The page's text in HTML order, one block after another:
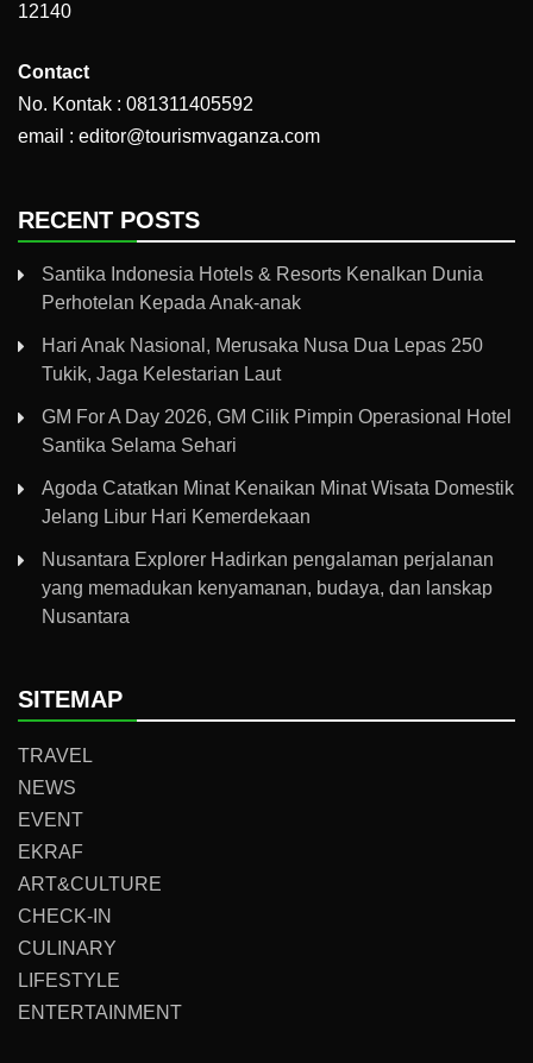
12140
Contact
No. Kontak : 081311405592
email : editor@tourismvaganza.com
RECENT POSTS
Santika Indonesia Hotels & Resorts Kenalkan Dunia
Perhotelan Kepada Anak-anak
Hari Anak Nasional, Merusaka Nusa Dua Lepas 250
Tukik, Jaga Kelestarian Laut
GM For A Day 2026, GM Cilik Pimpin Operasional Hotel
Santika Selama Sehari
Agoda Catatkan Minat Kenaikan Minat Wisata Domestik
Jelang Libur Hari Kemerdekaan
Nusantara Explorer Hadirkan pengalaman perjalanan
yang memadukan kenyamanan, budaya, dan lanskap
Nusantara
SITEMAP
TRAVEL
NEWS
EVENT
EKRAF
ART&CULTURE
CHECK-IN
CULINARY
LIFESTYLE
ENTERTAINMENT